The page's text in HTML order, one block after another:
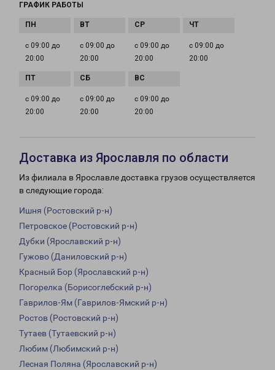
ГРАФИК РАБОТЫ
с 09:00 до
20:00
с 09:00 до
20:00
с 09:00 до
20:00
с 09:00 до
20:00
с 09:00 до
20:00
с 09:00 до
20:00
с 09:00 до
20:00
Доставка из Ярославля по области
Из филиала в Ярославле доставка грузов осуществляется
в следующие города:
Ишня (Ростовский р-н)
Петровское (Ростовский р-н)
Дубки (Ярославский р-н)
Гужово (Даниловский р-н)
Красный Бор (Ярославский р-н)
Погорелка (Борисоглебский р-н)
Гаврилов-Ям (Гаврилов-Ямский р-н)
Ростов (Ростовский р-н)
Тутаев (Тутаевский р-н)
Любим (Любимский р-н)
Лесная Поляна (Ярославский р-н)